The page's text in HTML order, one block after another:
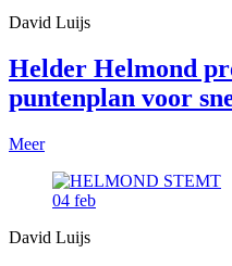
David Luijs
Helder Helmond
puntenplan voor
Meer
04 feb
David Luijs